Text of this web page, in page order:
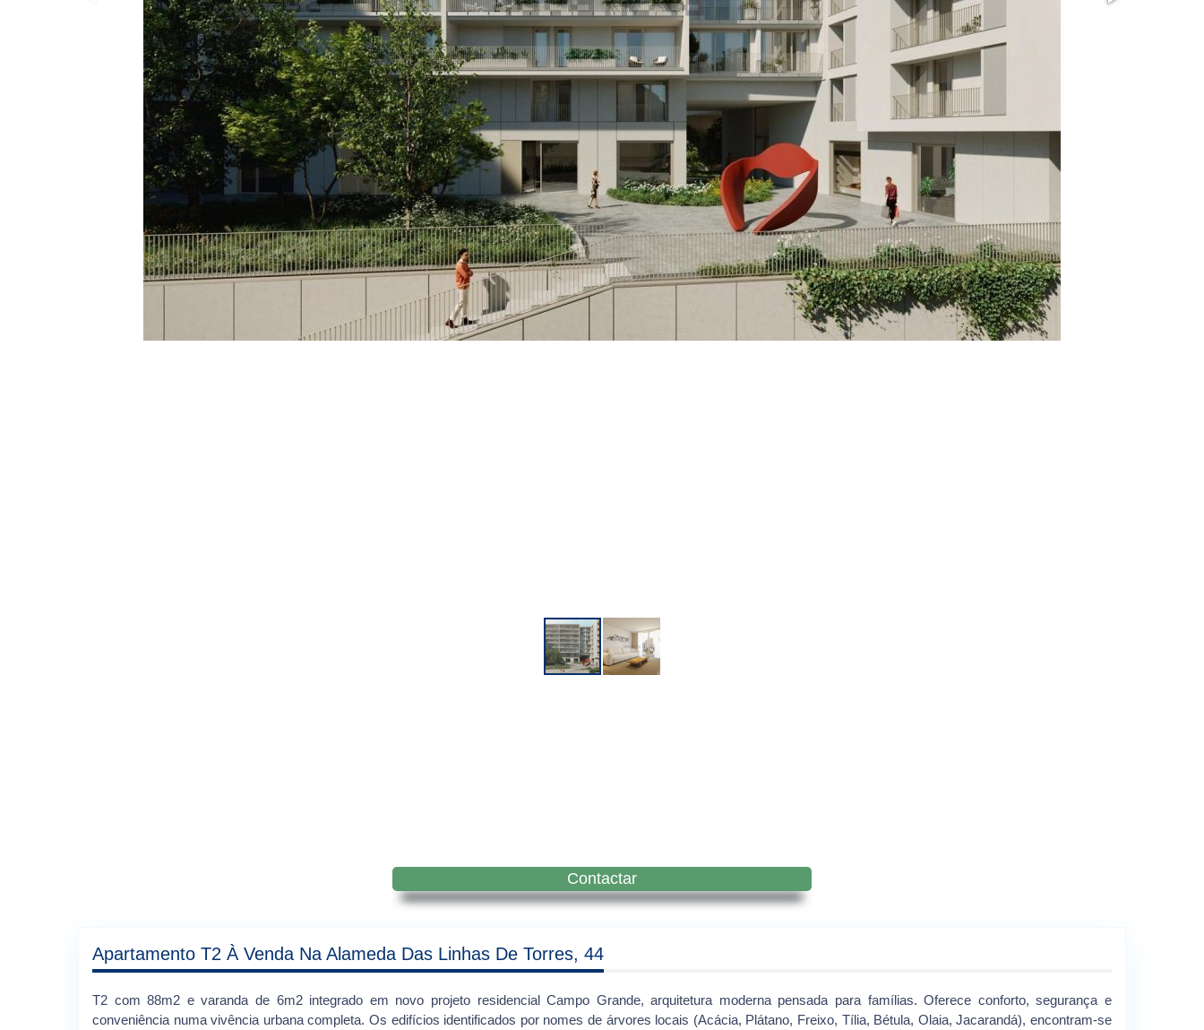
Contactar
Apartamento T2 À Venda Na Alameda Das Linhas De Torres, 44
T2 com 88m2 e varanda de 6m2 integrado em novo projeto residencial Campo Grande, arquitetura moderna pensada para famílias. Oferece conforto, segurança e
conveniência numa vivência urbana completa. Os edifícios identificados por nomes de árvores locais (Acácia, Plátano, Freixo, Tília, Bétula, Olaia, Jacarandá), encontram-se